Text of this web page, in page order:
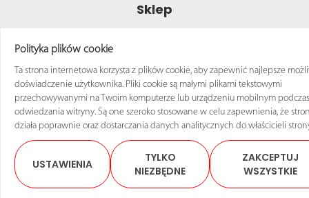
Sklep
Strona główna
Katalog produktów
Regulamin zakupów
© 2025 Sklep ANRO Wszelkie prawa zastrzeżone
Polityka plików cookie
Ta strona internetowa korzysta z plików cookie, aby zapewnić najlepsze
doświadczenie użytkownika. Pliki cookie są małymi plikami tekstowymi
przechowywanymi na Twoim komputerze lub urządzeniu mobilnym podczas
odwiedzania witryny. Są one szeroko stosowane w celu zapewnienia, że
działa poprawnie oraz dostarczania danych analitycznych do właścicieli
USTAWIENIA
TYLKO
NIEZBĘDNE
ZAKCEPTUJ
WSZYSTKIE